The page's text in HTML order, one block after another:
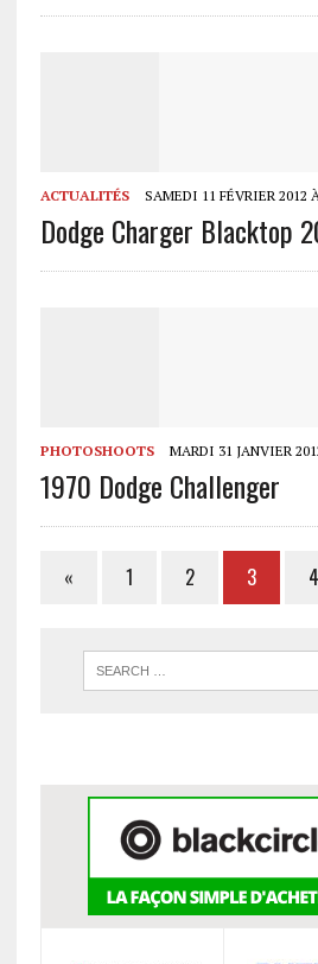
ACTUALITÉS SAMEDI 11 FÉVRIER 2012
Dodge Charger Blacktop
PHOTOSHOOTS MARDI 31 JANVIER
1970 Dodge Challenger
« 1 2 3 4